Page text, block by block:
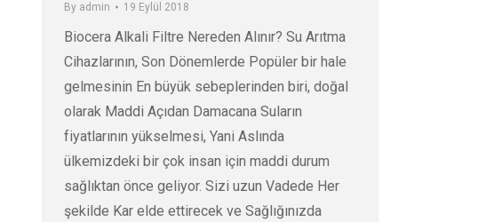
By admin 19 Eylül 2018
Biocera Alkali Filtre Nereden Alınır? Su Arıtma
Cihazlarının, Son Dönemlerde Popüler bir hale
gelmesinin En büyük sebeplerinden biri, doğal
olarak Maddi Açıdan Damacana Suların
fiyatlarının yükselmesi, Yani Aslında
ülkemizdeki bir çok insan için maddi durum
sağlıktan önce geliyor. Sizi uzun Vadede Her
şekilde Kar elde ettirecek ve Sağlığınızda